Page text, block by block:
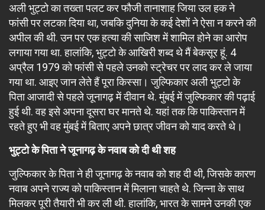
अली भुट्टो का तख्ता पलट कर फौजी तानाशाह जिया उल हक ने
फांसी पर लटका दिया था, जबकि दुनिया के कई देशों ने ऐसा न करने की
अपील की थी. उन पर एक हत्या की साजिश में शामिल होने का आरोप
लगाया गया था. हालांकि, भुट्टो के आखिरी शब्द थे मैं बेकसूर हूं. 4
अप्रैल 1979 को फांसी से पहले उनको स्ट्रेचर पर लाद कर ले जाया
गया था. आइए जान लेते हैं पूरा किस्सा। जुल्फिकार अली भुट्टो के
पिता आजादी से पहले जूनागढ़ में दीवान थे. मुंबई में जुल्फिकार की पढ़ाई
हुई थी. वह इसे अपना दूसरा घर मानते थे. यहां तक कि पाकिस्तान में
रहते हुए भी वह मुंबई में बिताए अपने छात्र जीवन को याद करते थे।
भुट्टो के पिता ने जूनागढ़ के नवाब को दी थी शह
जुल्फिकार के पिता ने ही जूनागढ़ के नवाब को शह दी थी, जिसके कारण
नवाब अपने राज्य को पाकिस्तान में मिलाना चाहते थे. जिन्ना के साथ
मिलकर पूरी तैयारी भी कर ली थी. हालांकि, भारत के सामने उनकी एक